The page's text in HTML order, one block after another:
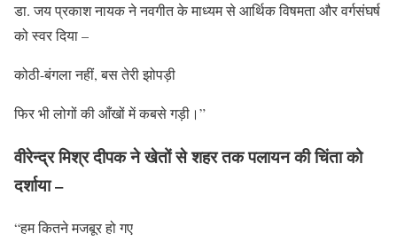
डा. जय प्रकाश नायक ने नवगीत के माध्यम से आर्थिक विषमता और वर्गसंघर्ष
को स्वर दिया –
कोठी-बंगला नहीं, बस तेरी झोपड़ी
फिर भी लोगों की आँखों में कबसे गड़ी।”
वीरेन्द्र मिश्र दीपक ने खेतों से शहर तक पलायन की चिंता को
दर्शाया –
“हम कितने मजबूर हो गए